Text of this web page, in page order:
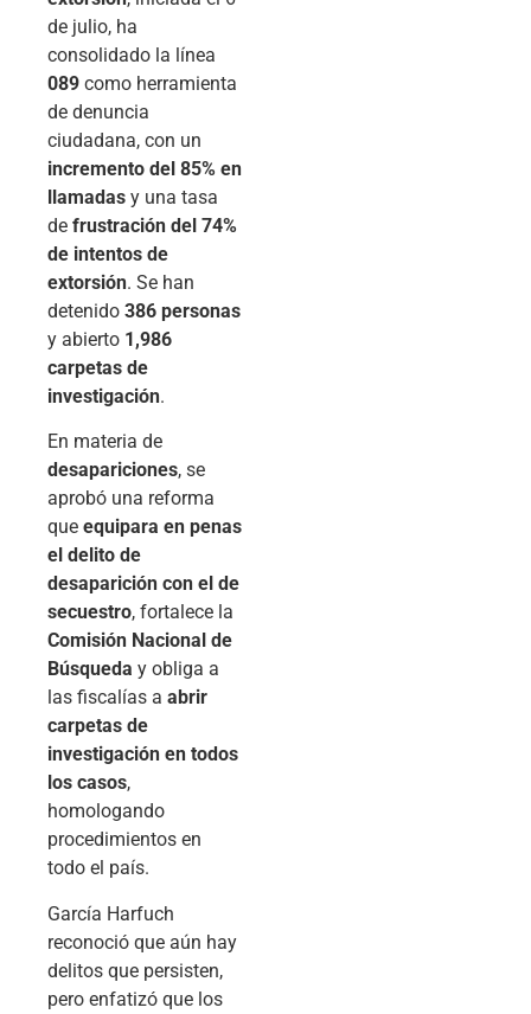
de julio, ha
consolidado la línea
089 como herramienta
de denuncia
ciudadana, con un
incremento del 85% en
llamadas y una tasa
de frustración del 74%
de intentos de
extorsión. Se han
detenido 386 personas
y abierto 1,986
carpetas de
investigación.
En materia de
desapariciones, se
aprobó una reforma
que equipara en penas
el delito de
desaparición con el de
secuestro, fortalece la
Comisión Nacional de
Búsqueda y obliga a
las fiscalías a abrir
carpetas de
investigación en todos
los casos,
homologando
procedimientos en
todo el país.
García Harfuch
reconoció que aún hay
delitos que persisten,
pero enfatizó que los